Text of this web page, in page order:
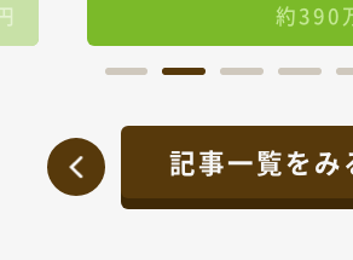
約390
記事一覧をみ